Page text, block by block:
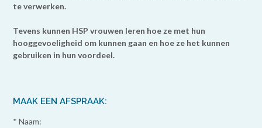
te verwerken.
Tevens kunnen HSP vrouwen leren hoe ze met hun
hooggevoeligheid om kunnen gaan en hoe ze het kunnen
gebruiken in hun voordeel.
MAAK EEN AFSPRAAK:
* Naam: